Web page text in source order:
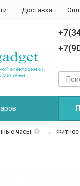
Доставка
часы Фитнес